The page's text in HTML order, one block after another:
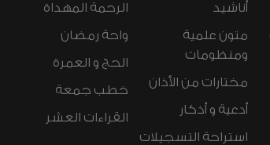
أناشيد
متون علمية
ومنظومات
مختارات من الأذان
أدعية و أذكار
استراحة التسجيلات
الرحمة المهداة
واحة رمضان
الحج و العمرة
خطب جمعة
القراءات العشر